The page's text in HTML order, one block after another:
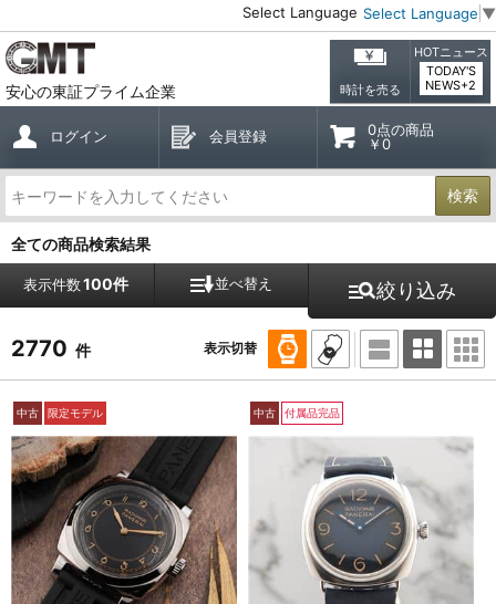
Select Language Select Language ▼
安心の東証プライム企業 時計を売る
HOTニュース
TODAY'S
NEWS+2
ログイン 会員登録
0点の商品
￥0
検索
全ての商品検索結果
表示件数100件 並べ替え 絞り込み
2770 件 表示切替
中古 限定モデル 中古 付属品完品